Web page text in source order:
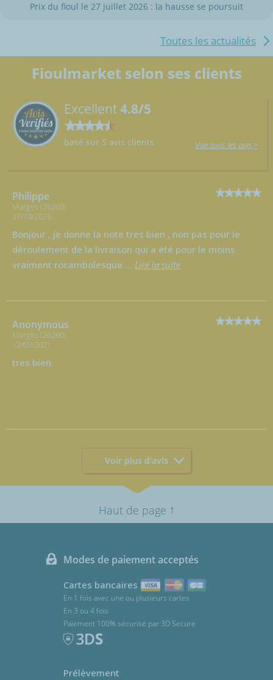
Prix du fioul le 27 juillet 2026 : la hausse se poursuit
Toutes les actualités
Fioulmarket selon ses clients
Excellent4.8/5
basé sur 5 avis clients Voir tous les avis >
Philippe
Margès (26260)
27/10/2025
Bonjour , je donne la note très bien , non pas pour le
déroulement de la livraison qui a été pour le moins
vraiment rocambolesque ... Lire la suite
Anonymous
Margès (26260)
12/09/2021
tres bien
Voir plus d'avis
Haut de page ↑
Modes de paiement acceptés
Cartes bancaires
En 1 fois avec une ou plusieurs cartes
En 3 ou 4 fois
Paiement 100% sécurisé par 3D Secure
Prélèvement